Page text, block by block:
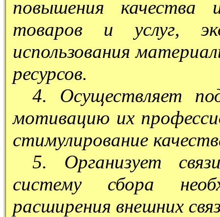
повышения качества
товаров и услуг,
использования
ресурсов.
4. Осуществляет
мотивацию их
стимулирование
5. Организует
систему сбора
расширения внешних